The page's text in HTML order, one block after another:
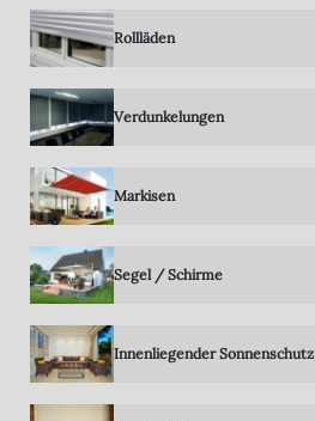
Rollläden
Verdunkelungen
Markisen
Segel / Schirme
Innenliegender Sonnenschutz